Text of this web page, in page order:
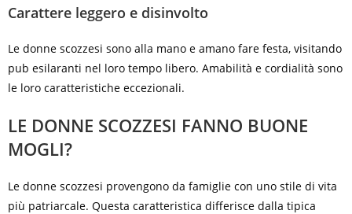
Carattere leggero e disinvolto
Le donne scozzesi sono alla mano e amano fare festa, visitando
pub esilaranti nel loro tempo libero. Amabilità e cordialità sono
le loro caratteristiche eccezionali.
LE DONNE SCOZZESI FANNO BUONE
MOGLI?
Le donne scozzesi provengono da famiglie con uno stile di vita
più patriarcale. Questa caratteristica differisce dalla tipica